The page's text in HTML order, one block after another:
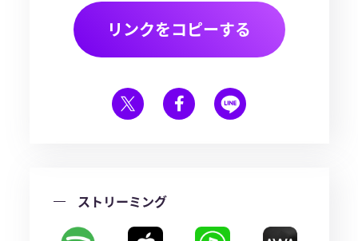
リンクをコピーする
ストリーミング